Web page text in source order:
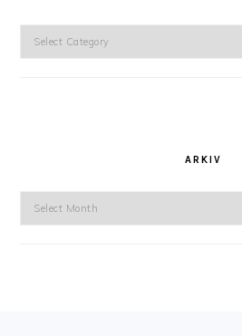
ARKIV